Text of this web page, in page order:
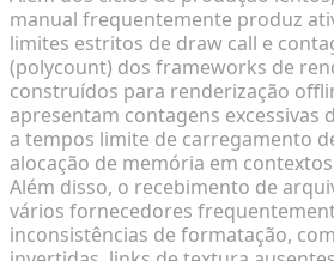
manual frequentemente produz
limites estritos de draw call e
(polycount) dos frameworks de
construídos para renderização
apresentam contagens excessivas
a tempos limite de carregamento
alocação de memória em
Além disso, o recebimento de
vários fornecedores
inconsistências de formatação,